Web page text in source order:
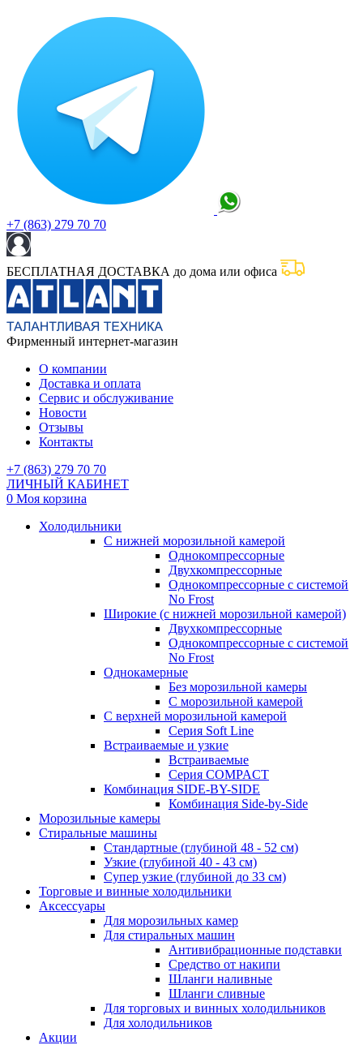
+7 (863) 279 70 70
БЕСПЛАТНАЯ ДОСТАВКА до дома или офиса
Фирменный интернет-магазин
О компании
Доставка и оплата
Сервис и обслуживание
Новости
Отзывы
Контакты
+7 (863) 279 70 70
ЛИЧНЫЙ КАБИНЕТ
0 Моя корзина
Холодильники
С нижней морозильной камерой
Однокомпрессорные
Двухкомпрессорные
Однокомпрессорные с системой
No Frost
Широкие (с нижней морозильной камерой)
Двухкомпрессорные
Однокомпрессорные с системой
No Frost
Однокамерные
Без морозильной камеры
С морозильной камерой
С верхней морозильной камерой
Серия Soft Line
Встраиваемые и узкие
Встраиваемые
Серия СOMPACT
Комбинация SIDE-BY-SIDE
Комбинация Side-by-Side
Морозильные камеры
Стиральные машины
Стандартные (глубиной 48 - 52 см)
Узкие (глубиной 40 - 43 см)
Супер узкие (глубиной до 33 см)
Торговые и винные холодильники
Аксессуары
Для морозильных камер
Для стиральных машин
Антивибрационные подставки
Средство от накипи
Шланги наливные
Шланги сливные
Для торговых и винных холодильников
Для холодильников
Акции